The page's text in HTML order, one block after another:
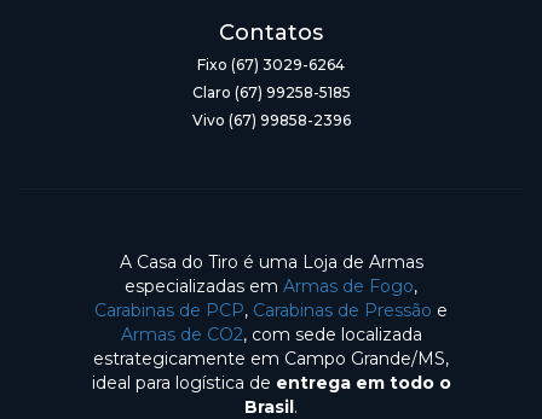
Contatos
Fixo (67) 3029-6264
Claro (67) 99258-5185
Vivo (67) 99858-2396
A Casa do Tiro é uma Loja de Armas
especializadas em Armas de Fogo,
Carabinas de PCP, Carabinas de Pressão e
Armas de CO2, com sede localizada
estrategicamente em Campo Grande/MS,
ideal para logística de entrega em todo o
Brasil.